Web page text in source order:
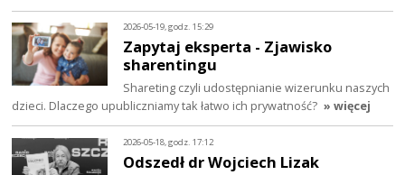
2026-05-19, godz. 15:29
Zapytaj eksperta - Zjawisko
sharentingu
Shareting czyli udostępnianie wizerunku naszych
dzieci. Dlaczego upubliczniamy tak łatwo ich prywatność? » więcej
2026-05-18, godz. 17:12
Odszedł dr Wojciech Lizak